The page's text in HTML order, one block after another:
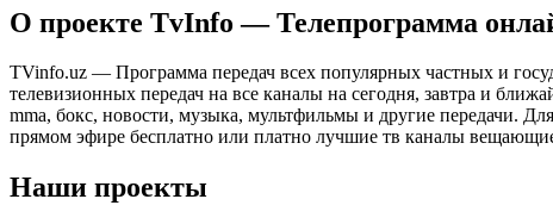
О проекте TvInfo — Телепрограмма
TVinfo.uz — Программа передач всех популярных частных и
телевизионных передач на все каналы на сегодня, завтра и
mma, бокс, новости, музыка, мультфильмы и другие передачи.
прямом эфире бесплатно или платно лучшие тв каналы
Наши проекты